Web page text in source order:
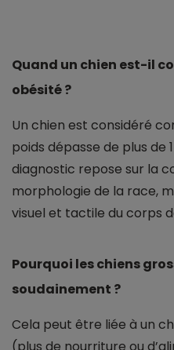
Quand un chien est-il
obésité ?
Un chien est considéré
poids dépasse de plus de
diagnostic repose sur la
morphologie de la race,
visuel et tactile du corps
Pourquoi les chiens
soudainement ?
Cela peut être liée à un